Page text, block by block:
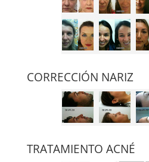
CORRECCIÓN NARIZ
TRATAMIENTO ACNÉ